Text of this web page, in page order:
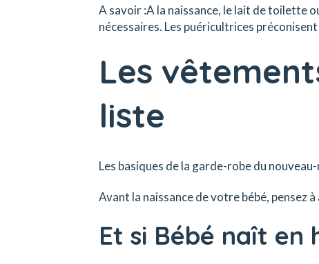
A savoir :A la naissance, le lait de toilette
nécessaires. Les puéricultrices
Les
liste
Les basiques de la garde-robe du
Avant la naissance de votre bébé, pensez à
Et si Bébé naît en